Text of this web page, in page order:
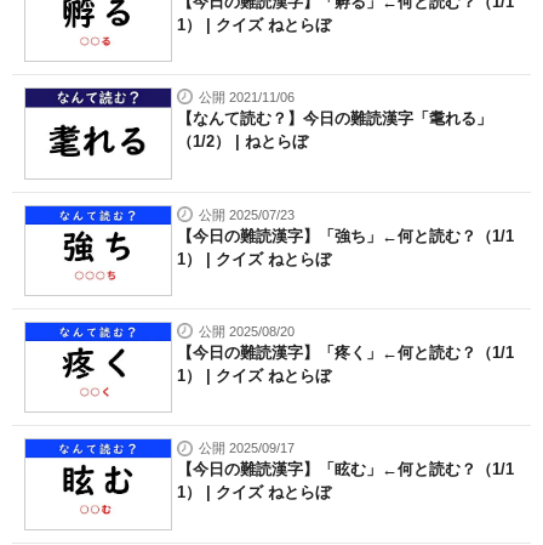
1） | クイズ ねとらぼ
公開 2021/11/06
【なんて読む？】今日の難読漢字「耄れる」
（1/2） | ねとらぼ
公開 2025/07/23
【今日の難読漢字】「強ち」←何と読む？（1/1
1） | クイズ ねとらぼ
公開 2025/08/20
【今日の難読漢字】「疼く」←何と読む？（1/1
1） | クイズ ねとらぼ
公開 2025/09/17
【今日の難読漢字】「眩む」←何と読む？（1/1
1） | クイズ ねとらぼ